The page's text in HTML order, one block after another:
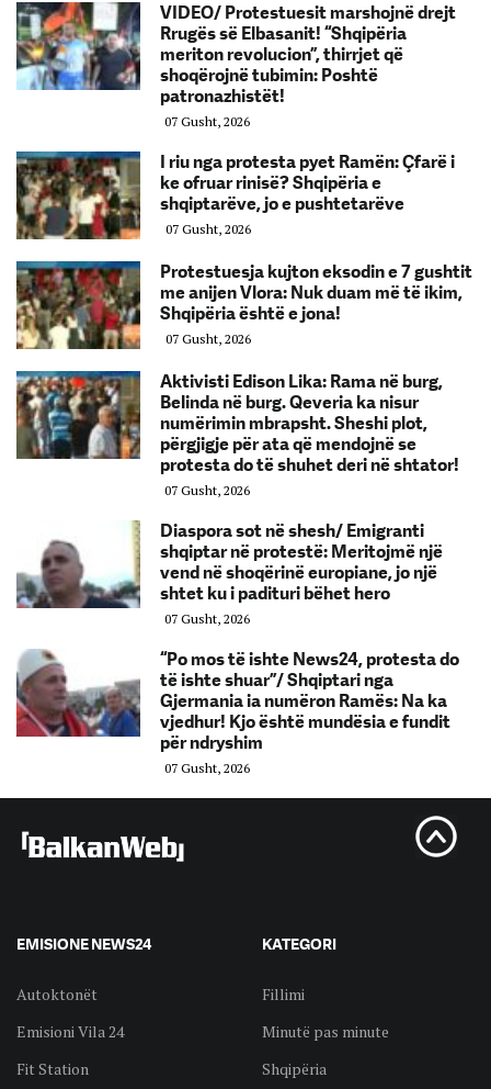
VIDEO/ Protestuesit marshojnë drejt
Rrugës së Elbasanit! “Shqipëria
meriton revolucion”, thirrjet që
shoqërojnë tubimin: Poshtë
patronazhistët!
07 Gusht, 2026
I riu nga protesta pyet Ramën: Çfarë i
ke ofruar rinisë? Shqipëria e
shqiptarëve, jo e pushtetarëve
07 Gusht, 2026
Protestuesja kujton eksodin e 7 gushtit
me anijen Vlora: Nuk duam më të ikim,
Shqipëria është e jona!
07 Gusht, 2026
Aktivisti Edison Lika: Rama në burg,
Belinda në burg. Qeveria ka nisur
numërimin mbrapsht. Sheshi plot,
përgjigje për ata që mendojnë se
protesta do të shuhet deri në shtator!
07 Gusht, 2026
Diaspora sot në shesh/ Emigranti
shqiptar në protestë: Meritojmë një
vend në shoqërinë europiane, jo një
shtet ku i padituri bëhet hero
07 Gusht, 2026
“Po mos të ishte News24, protesta do
të ishte shuar”/ Shqiptari nga
Gjermania ia numëron Ramës: Na ka
vjedhur! Kjo është mundësia e fundit
për ndryshim
07 Gusht, 2026
EMISIONE NEWS24
Autoktonët
Emisioni Vila 24
Fit Station
KATEGORI
Fillimi
Minutë pas minute
Shqipëria